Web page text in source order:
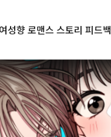
성향 로맨스 스토리 피드백